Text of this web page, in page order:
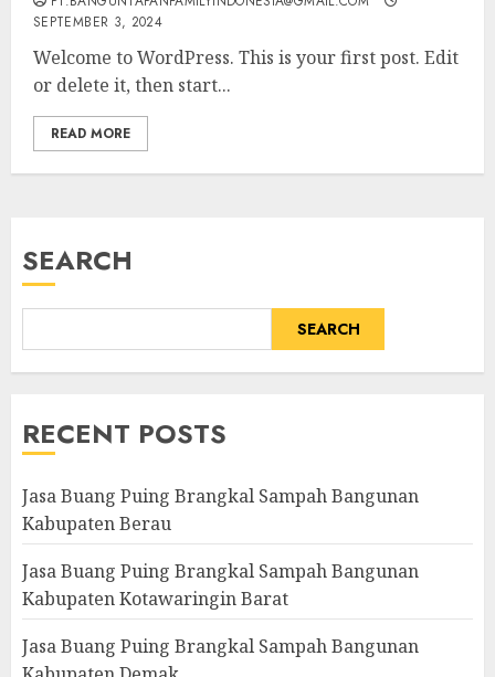
SEPTEMBER 3, 2024
Welcome to WordPress. This is your first post. Edit
or delete it, then start...
READ MORE
SEARCH
SEARCH
RECENT POSTS
Jasa Buang Puing Brangkal Sampah Bangunan
Kabupaten Berau
Jasa Buang Puing Brangkal Sampah Bangunan
Kabupaten Kotawaringin Barat
Jasa Buang Puing Brangkal Sampah Bangunan